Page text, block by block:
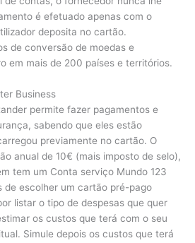
é efetuado apenas com o
deposita no cartão.
de conversão de moedas e
em mais de 200 países e territórios.
Business
permite fazer pagamentos e
sabendo que eles estão
previamente no cartão. O
anual de 10€ (mais imposto de selo),
tem um Conta serviço Mundo 123
de escolher um cartão pré-pago
listar o tipo de despesas que quer
os custos que terá com o seu
Simule depois os custos que terá